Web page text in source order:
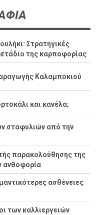
Στρατηγικές
της καρποφορίας
Καλαμποκιού
και κανέλα;
σταφυλιών από την
παρακολούθησης της
ανθοφορία
ασθένειες
των καλλιεργειών